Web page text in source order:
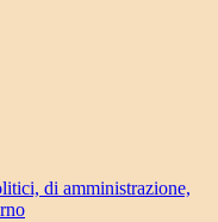
di amministrazione,